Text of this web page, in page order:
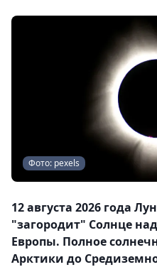
Фото: pexels
12 августа 2026 года
"загородит" Солнце
Европы. Полное
Арктики до